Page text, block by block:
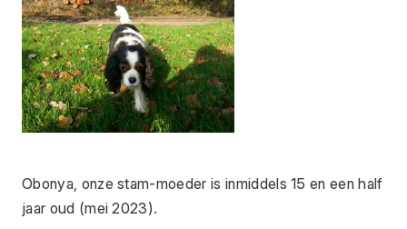
Obonya, onze stam-moeder is inmiddels 15 en een half
jaar oud (mei 2023).